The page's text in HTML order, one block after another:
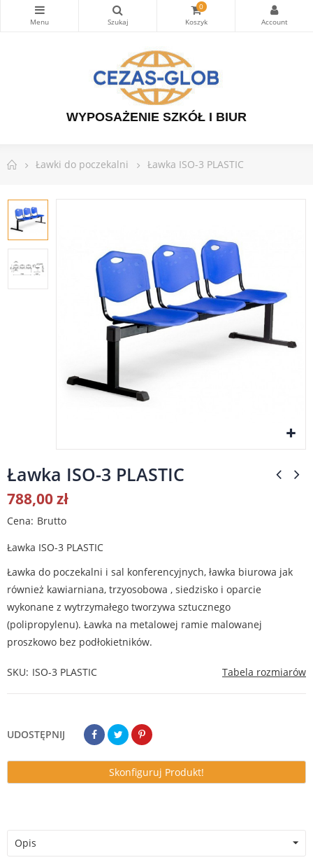
0
WYPOSAŻENIE SZKÓŁ I BIUR
Ławki do poczekalni Ławka ISO-3 PLASTIC
Ławka ISO-3 PLASTIC
788,00 zł
Cena Brutto
Ławka ISO-3 PLASTIC
Ławka do poczekalni i sal konferencyjnych, ławka biurowa jak
również kawiarniana, trzyosobowa , siedzisko i oparcie
wykonane z wytrzymałego tworzywa sztucznego
(polipropylenu). Ławka na metalowej ramie malowanej
proszkowo bez podłokietników.
Tabela rozmiarów
SKU ISO-3 PLASTIC
UDOSTĘPNIJ
Skonfiguruj Produkt!
Opis